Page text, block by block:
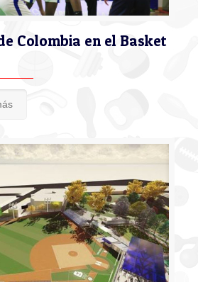
Colombia en el Basket